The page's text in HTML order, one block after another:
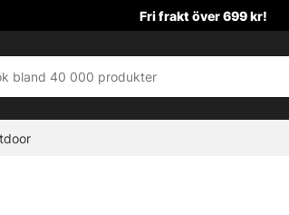
Fri frakt över 699 kr!